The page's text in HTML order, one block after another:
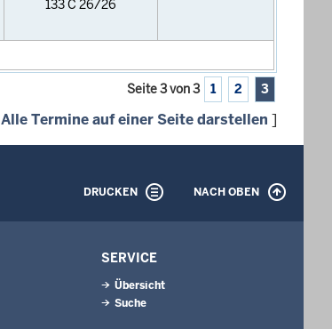
133 C 26/26
Seite 3 von 3 1 2 3
Alle Termine auf einer Seite darstellen ]
DRUCKEN NACH OBEN
SERVICE
Übersicht
Suche